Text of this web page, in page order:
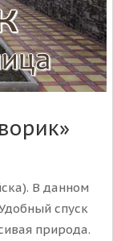
В данном
спуск
природа.